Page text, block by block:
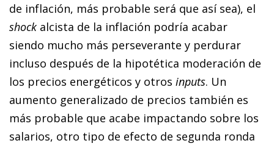
de inflación, más probable será que así sea), el
shock alcista de la inflación podría acabar
siendo mucho más perseverante y perdurar
incluso después de la hipotética moderación de
los precios energéticos y otros inputs. Un
aumento generalizado de precios también es
más probable que acabe impactando sobre los
salarios, otro tipo de efecto de segunda ronda